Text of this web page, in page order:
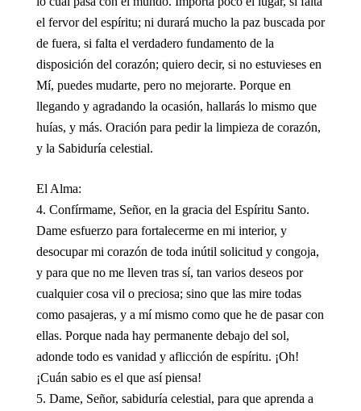
el fervor del espíritu; ni durará mucho la paz buscada por
de fuera, si falta el verdadero fundamento de la
disposición del corazón; quiero decir, si no estuvieses en
Mí, puedes mudarte, pero no mejorarte. Porque en
llegando y agradando la ocasión, hallarás lo mismo que
huías, y más. Oración para pedir la limpieza de corazón,
y la Sabiduría celestial.
El Alma:
Confírmame, Señor, en la gracia del Espíritu Santo.
Dame esfuerzo para fortalecerme en mi interior, y
desocupar mi corazón de toda inútil solicitud y congoja,
y para que no me lleven tras sí, tan varios deseos por
cualquier cosa vil o preciosa; sino que las mire todas
como pasajeras, y a mí mismo como que he de pasar con
ellas. Porque nada hay permanente debajo del sol,
adonde todo es vanidad y aflicción de espíritu. ¡Oh!
¡Cuán sabio es el que así piensa!
Dame, Señor, sabiduría celestial, para que aprenda a